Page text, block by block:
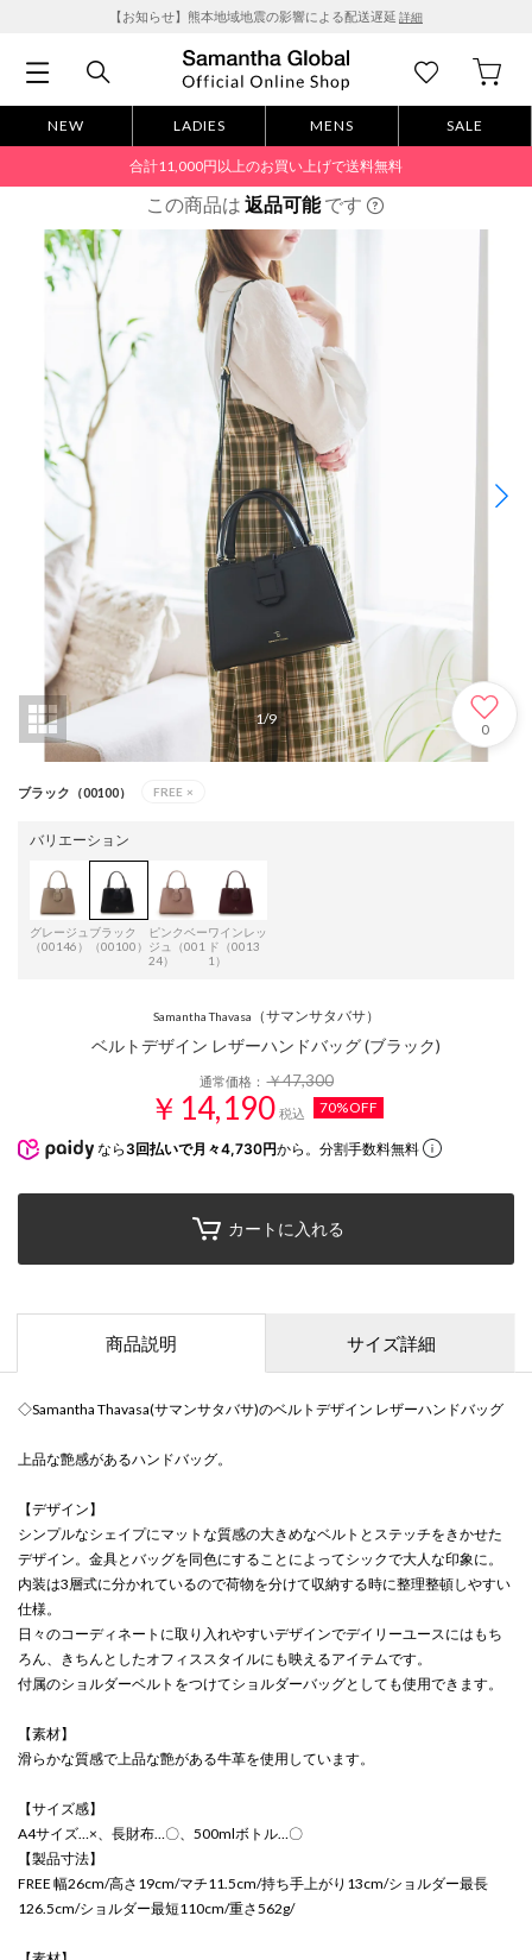
【お知らせ】熊本地域地震の影響による配送遅延 詳細
NEW LADIES MENS SALE
合計11,000円以上のお買い上げで送料無料
この商品は 返品可能です
1/9
0
ブラック（00100） FREE ×
バリエーション
グレージュ
（00146）
ブラック
（00100）
ピンクベー
ジュ（001
24）
ワインレッ
ド（0013
1）
Samantha Thavasa （サマンサタバサ）
ベルトデザイン レザーハンドバッグ (ブラック)
通常価格：￥47,300
￥14,190 税込 70%OFF
なら 3回払いで月々4,730円から。分割手数料無料
カートに入れる
商品説明 サイズ詳細
◇Samantha Thavasa(サマンサタバサ)のベルトデザイン レザーハンドバッグ
上品な艶感があるハンドバッグ。
【デザイン】
シンプルなシェイプにマットな質感の大きめなベルトとステッチをきかせた
デザイン。金具とバッグを同色にすることによってシックで大人な印象に。
内装は3層式に分かれているので荷物を分けて収納する時に整理整頓しやすい
仕様。
日々のコーディネートに取り入れやすいデザインでデイリーユースにはもち
ろん、きちんとしたオフィススタイルにも映えるアイテムです。
付属のショルダーベルトをつけてショルダーバッグとしても使用できます。
【素材】
滑らかな質感で上品な艶がある牛革を使用しています。
【サイズ感】
A4サイズ…×、長財布…〇、500mlボトル…〇
【製品寸法】
FREE 幅26cm/高さ19cm/マチ11.5cm/持ち手上がり13cm/ショルダー最長
126.5cm/ショルダー最短110cm/重さ562g/